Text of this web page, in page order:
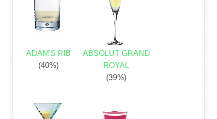
ADAM'S RIB
(40%)
ABSOLUT GRAND
ROYAL
(39%)